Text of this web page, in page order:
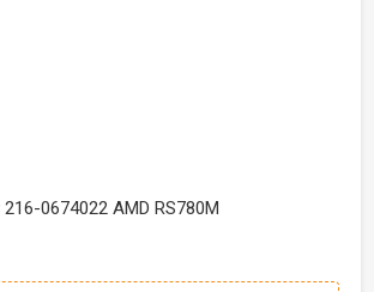
0674022 AMD RS780M